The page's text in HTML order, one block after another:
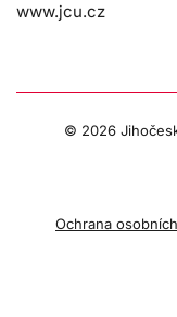
www.jcu.cz
© 2026
Ochrana